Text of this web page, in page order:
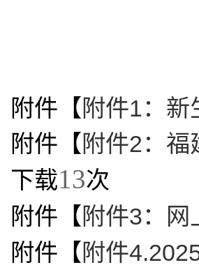
附件【 附件1：
附件【 附件2：
下载13次
附件【 附件3：
附件【 附件